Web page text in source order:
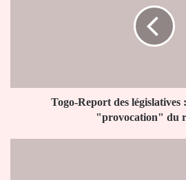
"provocation"
Togo-Report des
"provocation" du